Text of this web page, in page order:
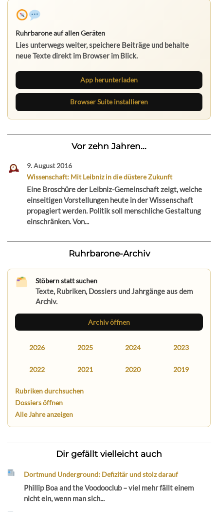
Ruhrbarone auf allen Geräten
Lies unterwegs weiter, speichere Beiträge und behalte
neue Texte direkt im Browser im Blick.
App herunterladen
Browser Suite installieren
Vor zehn Jahren...
9. August 2016
Wissenschaft: Mit Leibniz in die düstere Zukunft
Eine Broschüre der Leibniz-Gemeinschaft zeigt, welche
einseitigen Vorstellungen heute in der Wissenschaft
propagiert werden. Politik soll menschliche Gestaltung
einschränken. Von...
Ruhrbarone-Archiv
Stöbern statt suchen
Texte, Rubriken, Dossiers und Jahrgänge aus dem
Archiv.
Archiv öffnen
2026 2025 2024 2023
2022 2021 2020 2019
Rubriken durchsuchen
Dossiers öffnen
Alle Jahre anzeigen
Dir gefällt vielleicht auch
Dortmund Underground: Defizitär und stolz darauf
Phillip Boa and the Voodooclub – viel mehr fällt einem
nicht ein, wenn man sich...